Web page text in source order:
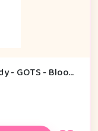
Konges Sløjd Basic Langærmet Body - GOTS - Bloomie